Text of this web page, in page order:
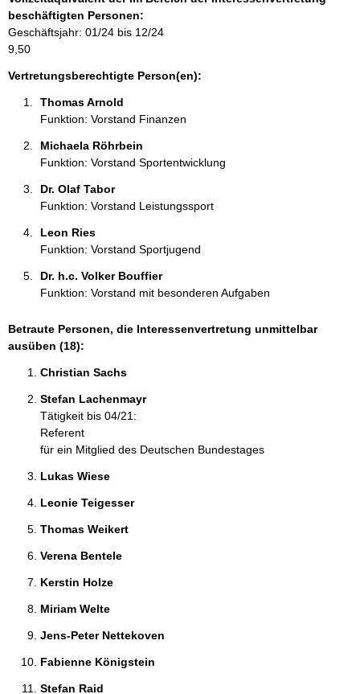
a
t
i
o
beschäftigten Personen:
Geschäftsjahr: 01/24 bis 12/24
9,50
Vertretungsberechtigte Person(en):
Thomas Arnold
Funktion: Vorstand Finanzen
Michaela Röhrbein
Funktion: Vorstand Sportentwicklung
Dr. Olaf Tabor
Funktion: Vorstand Leistungssport
Leon Ries
Funktion: Vorstand Sportjugend
Dr. h.c. Volker Bouffier
Funktion: Vorstand mit besonderen Aufgaben
Betraute Personen, die Interessenvertretung unmittelbar
ausüben (18):
Christian Sachs
Stefan Lachenmayr
Tätigkeit bis 04/21:
Referent
für ein Mitglied des Deutschen Bundestages
Lukas Wiese
Leonie Teigesser
Thomas Weikert
Verena Bentele
Kerstin Holze
Miriam Welte
Jens-Peter Nettekoven
Fabienne Königstein
Stefan Raid